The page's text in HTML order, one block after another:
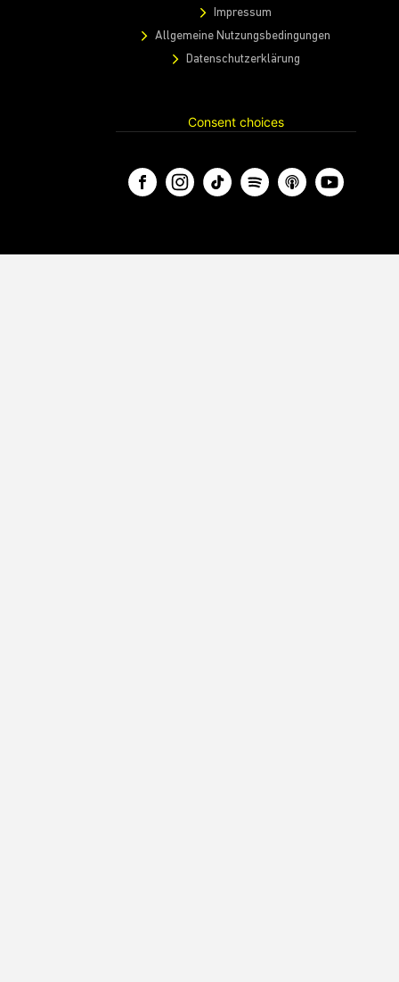
Impressum
Allgemeine Nutzungsbedingungen
Datenschutzerklärung
Consent choices